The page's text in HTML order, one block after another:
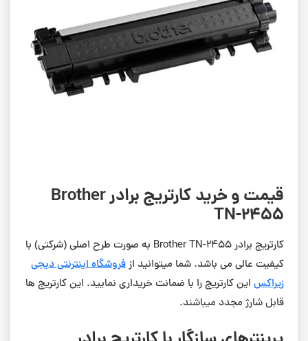
قیمت و خرید کارتریج برادر Brother
TN-2455
کارتریج برادر Brother TN-2455 به صورت طرح اصلی (شرکتی) با
کیفیت عالی می باشد. شما میتوانید ازفروشگاه اینترنتی دیجی
زیراکس این کارتریج را با ضمانت خریداری نمایید. این کارتریج ها
قابل شارژ مجدد میباشند.